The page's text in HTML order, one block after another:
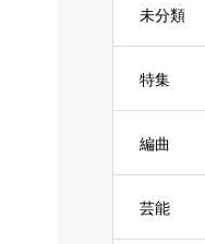
未分類
特集
編曲
芸能